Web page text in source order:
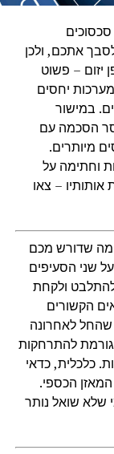
אתכם, ולכן
יזום – פשוט
יחסים
במישור
הסכמה עם
מיותרים.
וחתימה על
– צאו
מה שדורש מכם
שני הסעיפים
ולקחת
הקשורים
שהחל לאחרונה
להתרחקות
כלכלית, כדאי
הכספי.
שלא שואל נותר